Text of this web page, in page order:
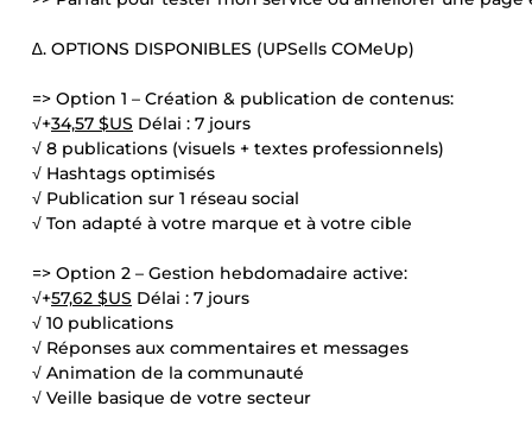
∆. OPTIONS DISPONIBLES (UPSells COMeUp)
=> Option 1 – Création & publication de contenus:
√+34,57 $US Délai : 7 jours
√ 8 publications (visuels + textes professionnels)
√ Hashtags optimisés
√ Publication sur 1 réseau social
√ Ton adapté à votre marque et à votre cible
=> Option 2 – Gestion hebdomadaire active:
√+57,62 $US Délai : 7 jours
√ 10 publications
√ Réponses aux commentaires et messages
√ Animation de la communauté
√ Veille basique de votre secteur